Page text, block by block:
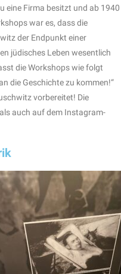
eine Firma besitzt und ab 1940
war es, dass die
der Endpunkt einer
jüdisches Leben wesentlich
die Workshops wie folgt
die Geschichte zu kommen!“
vorbereitet! Die
auch auf dem Instagram-